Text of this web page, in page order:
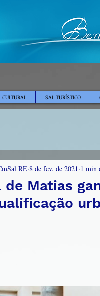
SAL TURÍSTICO
de Matias
RE 8 de fev. de 2021 1 min